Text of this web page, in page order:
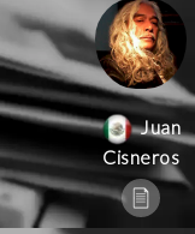
Juan
Cisneros